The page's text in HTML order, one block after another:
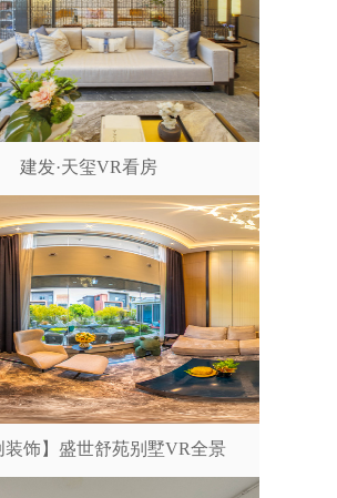
建发·天玺VR看房
装饰】盛世舒苑别墅VR全景